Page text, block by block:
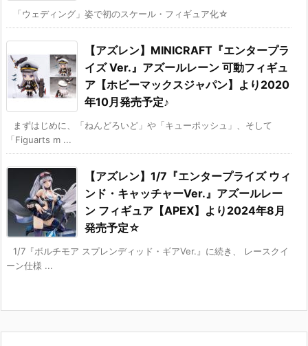
「ウェディング」姿で初のスケール・フィギュア化☆
【アズレン】MINICRAFT『エンタープラ
イズ Ver.』アズールレーン 可動フィギュ
ア【ホビーマックスジャパン】より2020
年10月発売予定♪
まずはじめに、「ねんどろいど」や「キューポッシュ」、そして
「Figuarts m ...
【アズレン】1/7『エンタープライズ ウィ
ンド・キャッチャーVer.』アズールレー
ン フィギュア【APEX】より2024年8月
発売予定☆
1/7『ボルチモア スプレンディッド・ギアVer.』に続き、 レースクイ
ーン仕様 ...